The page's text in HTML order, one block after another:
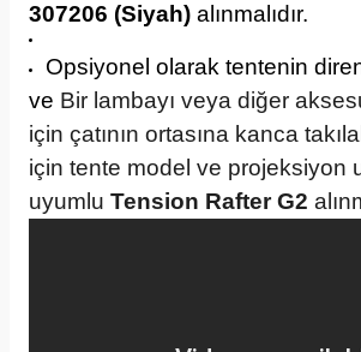
307206 (Siyah) alınmalıdır.
Opsiyonel olarak tentenin
ve Bir lambayı veya diğer
için çatının ortasına kanca
için tente model ve projeksiyon
uyumlu Tension Rafter G2